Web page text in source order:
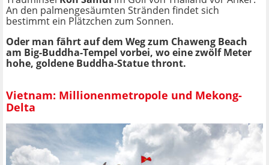
An den palmengesäumten Stränden findet sich
bestimmt ein Plätzchen zum Sonnen.
Oder man fährt auf dem Weg zum Chaweng Beach
am Big-Buddha-Tempel vorbei, wo eine zwölf Meter
hohe, goldene Buddha-Statue thront.
Vietnam: Millionenmetropole und Mekong-
Delta